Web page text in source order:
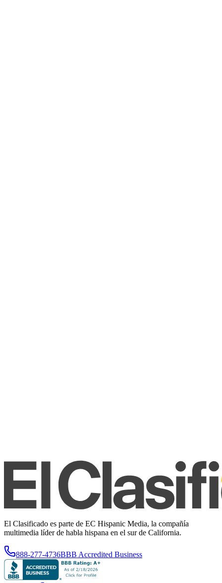
El Clasificado es parte de EC Hispanic Media, la compañía
multimedia líder de habla hispana en el sur de California.
888-277-4736BBB Accredited Business